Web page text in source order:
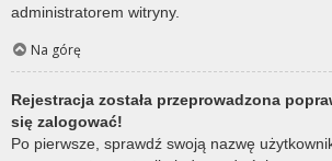
administratorem witryny.
Na górę
Rejestracja została przeprowadzona
się zalogować!
Po pierwsze, sprawdź swoją nazwę